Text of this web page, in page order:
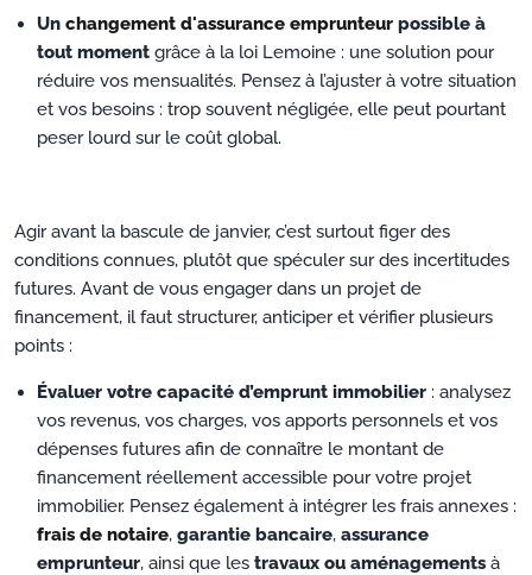
Unchangement d'assurance emprunteur possible à
tout moment grâce à la loi Lemoine : une solution pour
réduire vos mensualités. Pensez à l’ajuster à votre situation
et vos besoins : trop souvent négligée, elle peut pourtant
peser lourd sur le coût global.
Agir avant la bascule de janvier, c’est surtout figer des
conditions connues, plutôt que spéculer sur des incertitudes
futures. Avant de vous engager dans un projet de
financement, il faut structurer, anticiper et vérifier plusieurs
points :
Évaluer votre capacité d’emprunt immobilier : analysez
vos revenus, vos charges, vos apports personnels et vos
dépenses futures afin de connaître le montant de
financement réellement accessible pour votre projet
immobilier. Pensez également à intégrer les frais annexes :
frais de notaire,garantie bancaire,assurance
emprunteur, ainsi que lestravaux ou aménagements à